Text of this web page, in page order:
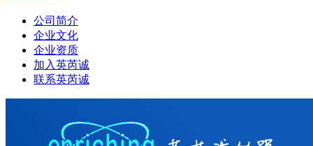
公司简介
企业文化
企业资质
加入英芮诚
联系英芮诚